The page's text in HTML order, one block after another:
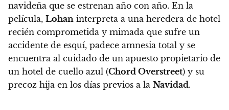
navideña que se estrenan año con año. En la
película, Lohan interpreta a una heredera de hotel
recién comprometida y mimada que sufre un
accidente de esquí, padece amnesia total y se
encuentra al cuidado de un apuesto propietario de
un hotel de cuello azul (Chord Overstreet) y su
precoz hija en los días previos a la Navidad.